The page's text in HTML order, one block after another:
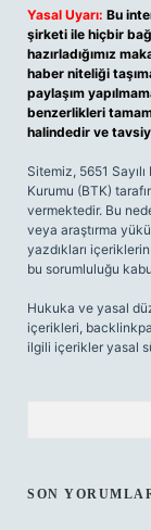
Yasal Uyarı: Bu
şirketi ile hiçbir
hazırladığımız
haber niteliği
paylaşım
benzerlikleri
halindedir ve
Sitemiz, 5651
Kurumu (BTK)
vermektedir. Bu
veya araştırma
yazdıkları
bu sorumluluğu
Hukuka ve yasal
içerikleri,
ilgili içerikler yasal
SON